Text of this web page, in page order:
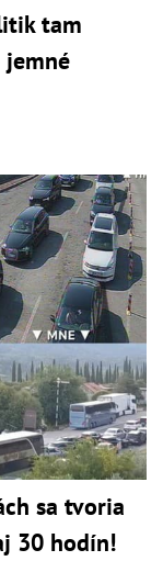
tam
sa tvoria
30 hodín!